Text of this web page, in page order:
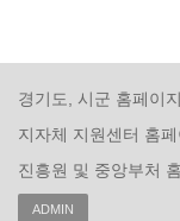
경기도, 시군 홈페이지
지자체 지원센터 홈페
진흥원 및 중앙부처
ADMIN